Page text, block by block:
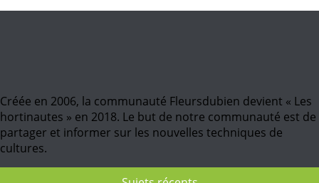
Créée en 2006, la communauté Fleursdubien devient « Les
hortinautes » en 2018. Le but de notre communauté est de
partager et informer sur les nouvelles techniques de
cultures.